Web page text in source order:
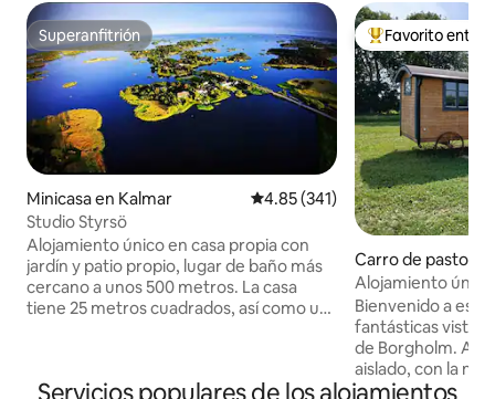
Superanfitrión
Superanfitrión
Minicasa en Kalmar Calificación promedio: 4.85 de
4.85 (341)
Studio Styrsö
Alojamiento único en casa propia con
jardín y patio propio, lugar de baño más
cercano a unos 500 metros. La casa
tiene 25 metros cuadrados, así como un
de inducción y refrigerador y
De los mejores
Favorito entre
Carro de pastor
m
Alojamiento
Bienvenido a
fantásticas vistas
de Borgholm. Aquí vivirás tranquilo y
aislado, con la
Disfruta de la